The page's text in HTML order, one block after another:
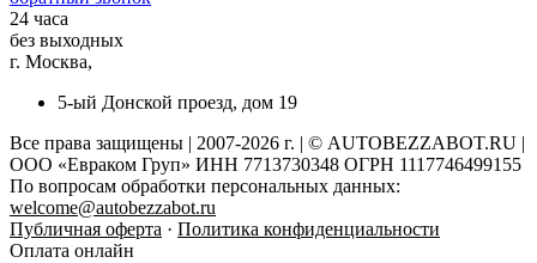
24 часа
без выходных
г. Москва,
5-ый Донской проезд, дом 19
Все права защищены | 2007-2026 г. | © AUTOBEZZABOT.RU |
ООО «Евраком Груп» ИНН 7713730348 ОГРН 1117746499155
По вопросам обработки персональных данных:
welcome@autobezzabot.ru
Публичная оферта · Политика конфиденциальности
Оплата онлайн